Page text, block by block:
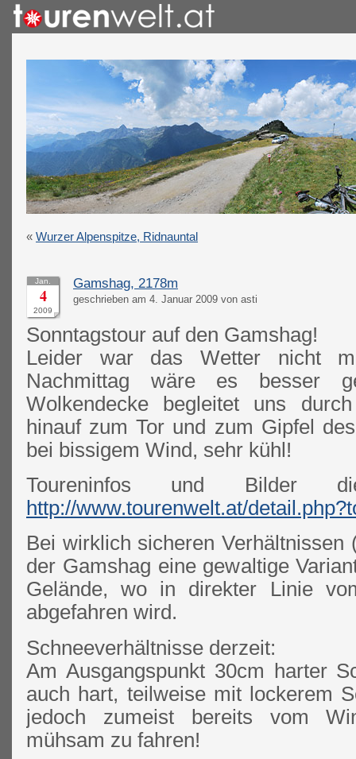
« Wurzer Alpenspitze, Ridnauntal
Jan.
4
2009
Gamshag, 2178m
geschrieben am 4. Januar 2009 von asti
Sonntagstour auf den Gamshag!
Leider war das Wetter nicht
Nachmittag wäre es besser
Wolkendecke begleitet uns
hinauf zum Tor und zum Gipfel
bei bissigem Wind, sehr kühl!
Toureninfos und Bilder
http://www.tourenwelt.at/
Bei wirklich sicheren Verhältnissen
der Gamshag eine gewaltige
Gelände, wo in direkter Linie
abgefahren wird.
Schneeverhältnisse derzeit:
Am Ausgangspunkt 30cm harter
auch hart, teilweise mit lockerem
jedoch zumeist bereits vom
mühsam zu fahren!